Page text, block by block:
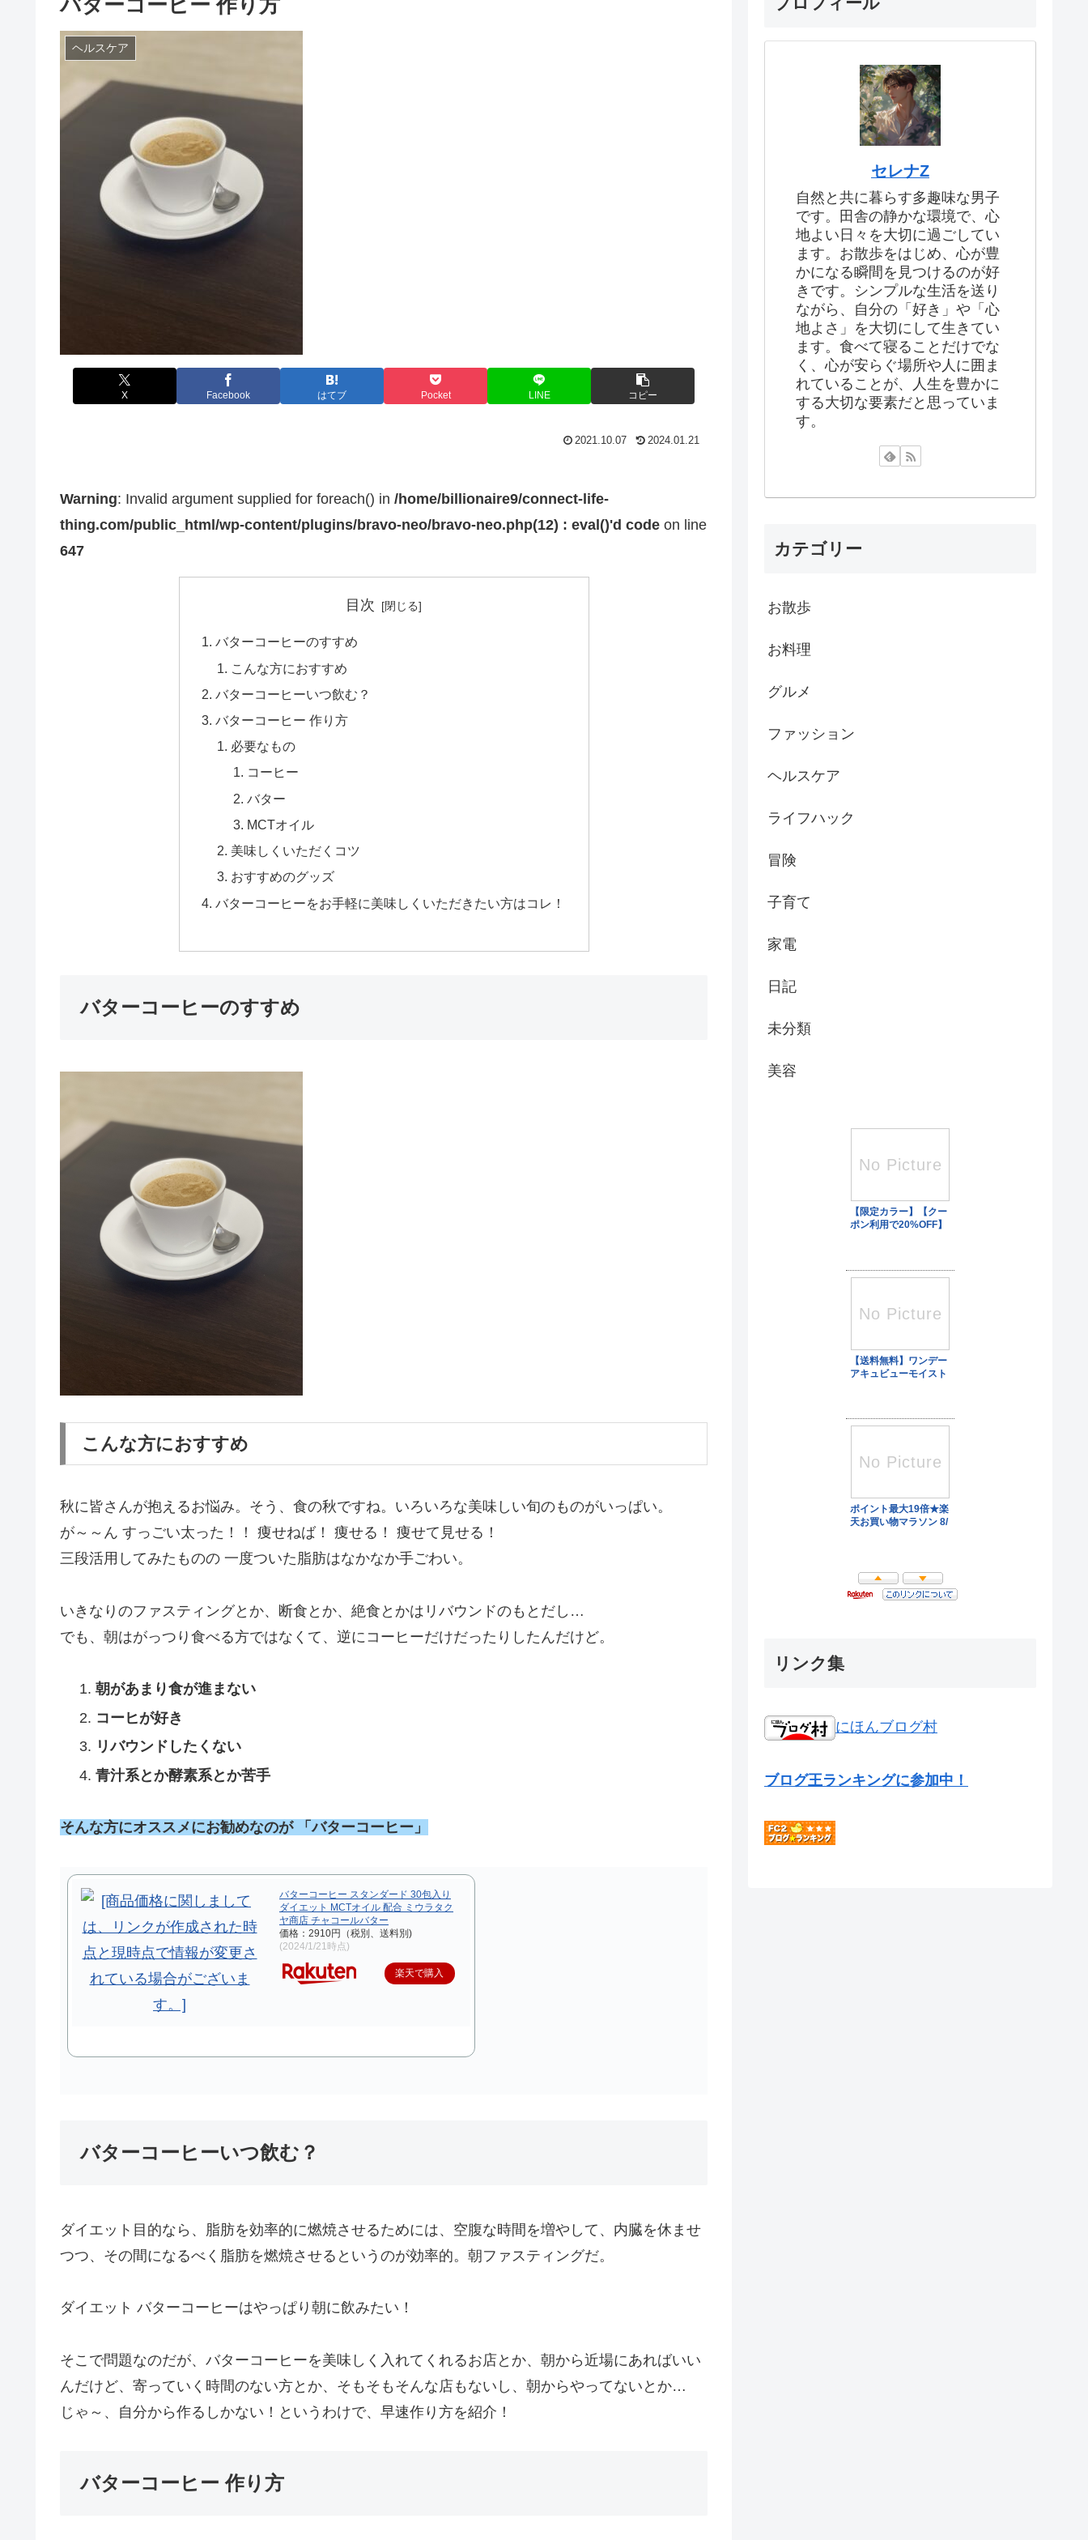
ヘルスケア
X Facebook はてブ Pocket LINE コピー
2021.10.07 2024.01.21
Warning: Invalid argument supplied for foreach() in /home/billionaire9/connect-life-
thing.com/public_html/wp-content/plugins/bravo-neo/bravo-neo.php(12) : eval()'d code on line
647
目次
バターコーヒーのすすめ
こんな方におすすめ
バターコーヒーいつ飲む？
バターコーヒー 作り方
必要なもの
コーヒー
バター
MCTオイル
美味しくいただくコツ
おすすめのグッズ
バターコーヒーをお手軽に美味しくいただきたい方はコレ！
バターコーヒーのすすめ
こんな方におすすめ
秋に皆さんが抱えるお悩み。そう、食の秋ですね。いろいろな美味しい旬のものがいっぱい。
が～～ん すっごい太った！！ 痩せねば！ 痩せる！ 痩せて見せる！
三段活用してみたものの 一度ついた脂肪はなかなか手ごわい。
いきなりのファスティングとか、断食とか、絶食とかはリバウンドのもとだし…
でも、朝はがっつり食べる方ではなくて、逆にコーヒーだけだったりしたんだけど。
朝があまり食が進まない
コーヒが好き
リバウンドしたくない
青汁系とか酵素系とか苦手
そんな方にオススメにお勧めなのが 「バターコーヒー」
バターコーヒー スタンダード 30包入り
ダイエット MCTオイル 配合 ミウラタク
ヤ商店 チャコールバター
価格：2910円（税別、送料別)
(2024/1/21時点)
楽天で購入
バターコーヒーいつ飲む？
ダイエット目的なら、脂肪を効率的に燃焼させるためには、空腹な時間を増やして、内臓を休ませ
つつ、その間になるべく脂肪を燃焼させるというのが効率的。朝ファスティングだ。
ダイエット バターコーヒーはやっぱり朝に飲みたい！
そこで問題なのだが、バターコーヒーを美味しく入れてくれるお店とか、朝から近場にあればいい
んだけど、寄っていく時間のない方とか、そもそもそんな店もないし、朝からやってないとか…
じゃ～、自分から作るしかない！というわけで、早速作り方を紹介！
バターコーヒー 作り方
セレナZ
自然と共に暮らす多趣味な男子
です。田舎の静かな環境で、心
地よい日々を大切に過ごしてい
ます。お散歩をはじめ、心が豊
かになる瞬間を見つけるのが好
きです。シンプルな生活を送り
ながら、自分の「好き」や「心
地よさ」を大切にして生きてい
ます。食べて寝ることだけでな
く、心が安らぐ場所や人に囲ま
れていることが、人生を豊かに
する大切な要素だと思っていま
す。
カテゴリー
お散歩
お料理
グルメ
ファッション
ヘルスケア
ライフハック
冒険
子育て
家電
日記
未分類
美容
リンク集
にほんブログ村
ブログ王ランキングに参加中！